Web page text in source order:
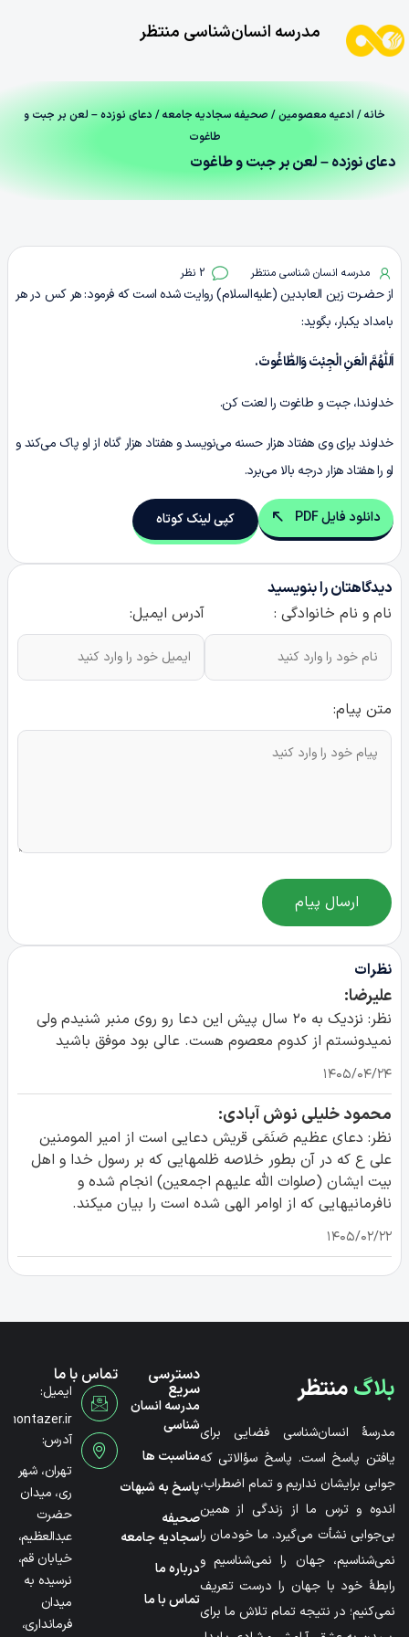
مدرسه انسان‌شناسی منتظر
خانه/ ادعیه معصومین/ صحیفه سجادیه جامعه/ دعای نوزده – لعن بر جبت و
طاغوت
دعای نوزده – لعن بر جبت و طاغوت
مدرسه انسان شناسی منتظر 2 نظر
از حضـرت زین العابدین (علیه‌السلام) روایت شده است که فرمود: هر کس در هر
بامداد یکبار، بگوید:
اَللّٰهُمَّ الْعَنِ الْجِبْتَ وَالطّٰاغُوتَ.
خداوندا، جبت و طاغوت را لعنت کن.
خداوند برای وی هفتاد هزار حسنه می‌نویسد و هفتاد هزار گناه از او پاک می‌کند و
او را هفتاد هزار درجه بالا می‌برد.
دانلود فایل PDF کپی لینک کوتاه
دیدگاهتان را بنویسید
نام و نام خانوادگی :
آدرس ایمیل:
متن پیام:
ارسال پیام
نظرات
علیرضا:
نظر: نزدیک به ۲۰ سال پیش این دعا رو روی منبر شنیدم ولی
نمیدونستم از کدوم معصوم هست. عالی بود موفق باشید
۱۴۰۵/۰۴/۲۴
محمود خلیلی نوش آبادی:
نظر: دعای عظیم صَنَمَی قریش دعایی است از امیر المومنین
علی ع که در آن بطور خلاصه ظلمهایی که بر رسول خدا و اهل
بیت ایشان (صلوات الله علیهم اجمعین) انجام شده و
نافرمانیهایی که از اوامر الهی شده است را بیان میکند.
۱۴۰۵/۰۲/۲۲
بلاگمنتظر
مدرسۀ انسان‌شناسی فضایی برای
یافتن پاسخ است. پاسخ سؤالاتی که
جوابی برایشان نداریم و تمام اضطراب،
اندوه و ترس ما از زندگی از همین
بی‌جوابی نشأت می‌گیرد. ما خودمان را
نمی‌شناسیم، جهان را نمی‌شناسیم و
رابطۀ خود با جهان را درست تعریف
نمی‌کنیم؛ در نتیجه تمام تلاش ما برای
دسترسی
سریع
مدرسه انسان
شناسی
مناسبت ها
پاسخ به شبهات
صحیفه
سجادیه جامعه
درباره ما
تماس با ما
تماس با ما
ایمیل:
آدرس:
تهران، شهر
ری، میدان
حضرت
عبدالعظیم،
خیابان قم،
نرسیده به
میدان
فرمانداری،